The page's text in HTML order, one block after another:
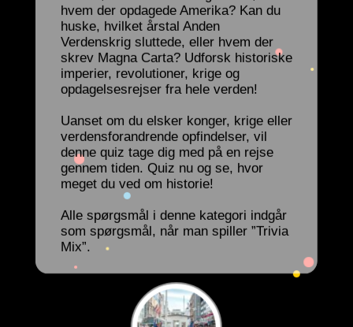
hvem der opdagede Amerika? Kan du
huske, hvilket årstal Anden
Verdenskrig sluttede, eller hvem der
skrev Magna Carta? Udforsk historiske
imperier, revolutioner, krige og
opdagelsesrejser fra hele verden!
Uanset om du elsker konger, krige eller
verdensforandrende opfindelser, vil
denne quiz tage dig med på en rejse
gennem tiden. Quiz nu og se, hvor
meget du ved om historie!
Alle spørgsmål i denne kategori indgår
som spørgsmål, når man spiller ”Trivia
Mix”.